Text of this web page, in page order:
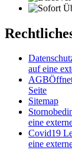
auf eine
AGB
Seite
Sitemap
eine
Covid19
eine